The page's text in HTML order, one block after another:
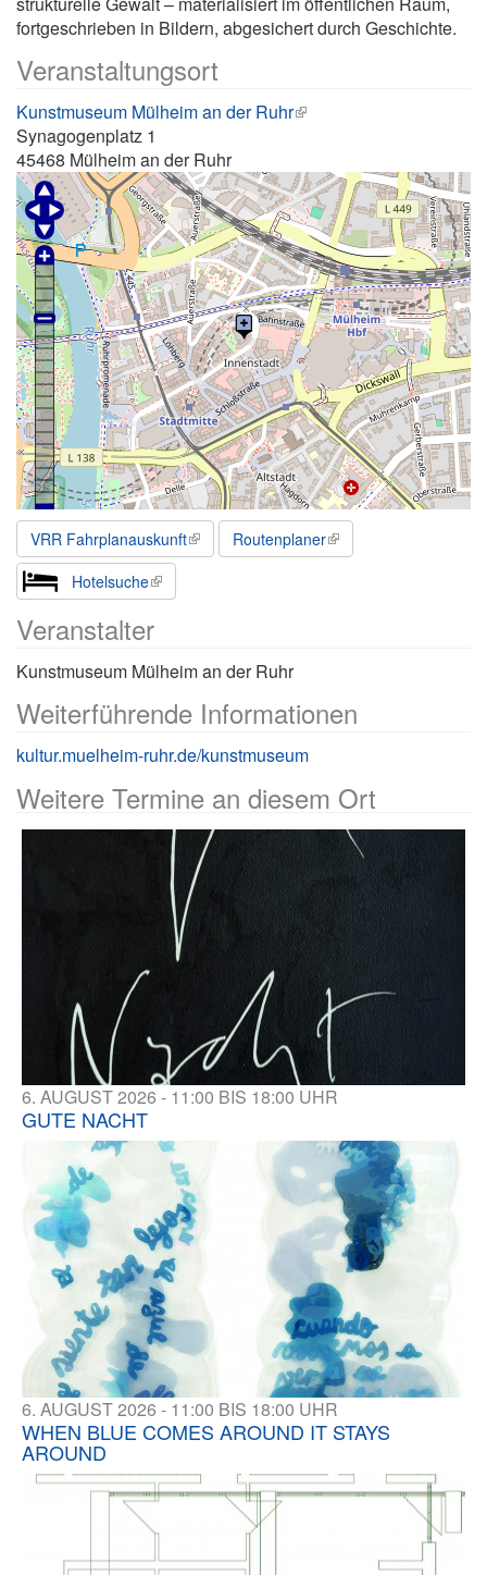
fortgeschrieben in Bildern, abgesichert durch Geschichte.
Veranstaltungsort
Kunstmuseum Mülheim an der Ruhr
Synagogenplatz 1
45468 Mülheim an der Ruhr
VRR Fahrplanauskunft
Routenplaner
Hotelsuche
Veranstalter
Kunstmuseum Mülheim an der Ruhr
Weiterführende Informationen
kultur.muelheim-ruhr.de/kunstmuseum
Weitere Termine an diesem Ort
6. AUGUST 2026 - 11:00 BIS 18:00 UHR
GUTE NACHT
6. AUGUST 2026 - 11:00 BIS 18:00 UHR
WHEN BLUE COMES AROUND IT STAYS
AROUND